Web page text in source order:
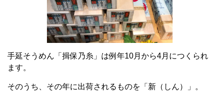
手延そうめん「揖保乃糸」は例年10月から4月につくられ
ます。
そのうち、その年に出荷されるものを「新（しん）」。